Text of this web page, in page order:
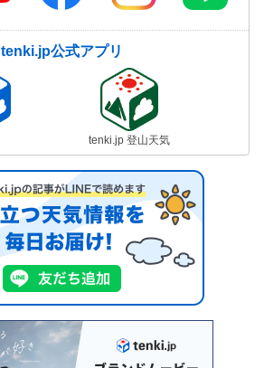
tenki.jp公式アプリ
tenki.jp 登山天気